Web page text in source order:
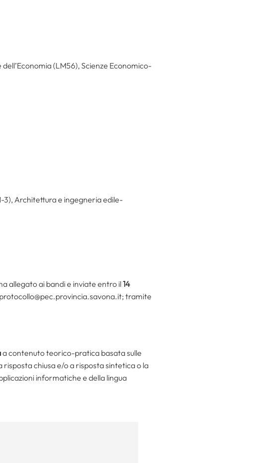
(LM56), Scienze Economico-
3), Architettura e ingegneria edile-
allegato ai bandi e inviate entro il14
tramite
a contenuto teorico-pratica basata sulle
risposta chiusa e/o a risposta sintetica o la
informatiche e della lingua